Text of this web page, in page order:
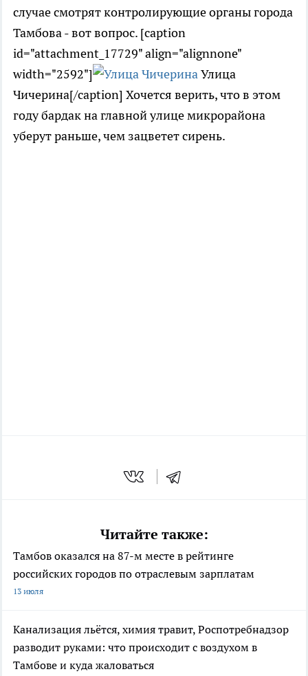
случае смотрят контролирующие органы города
Тамбова - вот вопрос. [caption
id="attachment_17729" align="alignnone"
width="2592"]
Улица
Чичерина[/caption] Хочется верить, что в этом
году бардак на главной улице микрорайона
уберут раньше, чем зацветет сирень.
Читайте также:
Тамбов оказался на 87-м месте в рейтинге
российских городов по отраслевым зарплатам
13 июля
Канализация льётся, химия травит, Роспотребнадзор
разводит руками: что происходит с воздухом в
Тамбове и куда жаловаться